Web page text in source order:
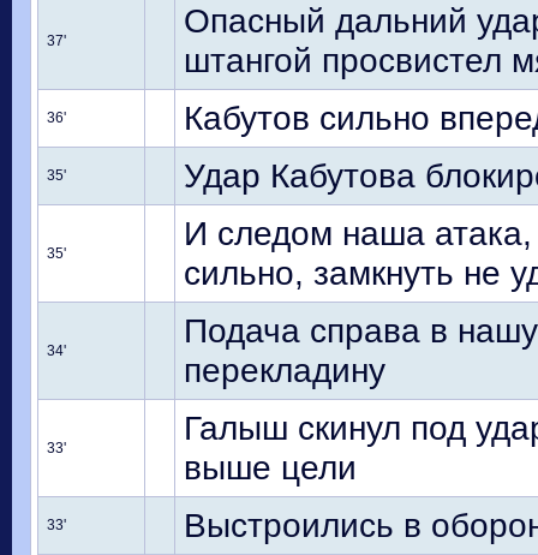
37'
Опасный дальний
штангой просвистел
36' Кабутов сильно
35' Удар Кабутова
35'
И следом наша
сильно, замкнуть не
34'
Подача справа в
перекладину
33'
Галыш скинул под
выше цели
33' Выстроились в